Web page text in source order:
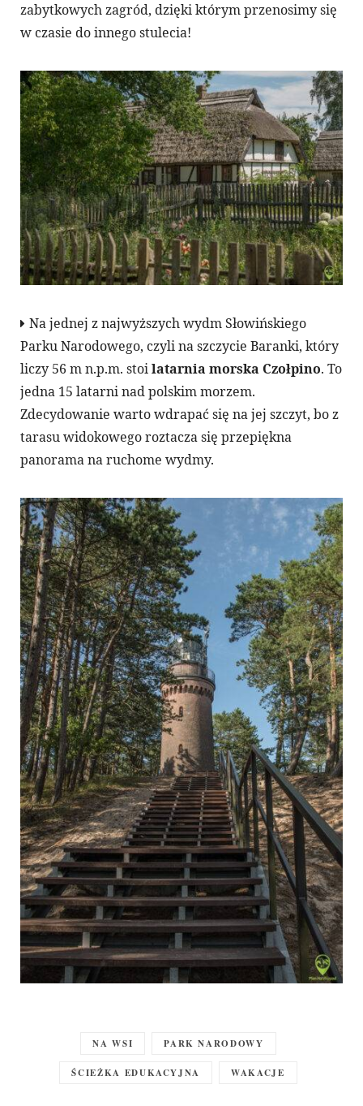
zabytkowych zagród, dzięki którym przenosimy się
w czasie do innego stulecia!
Na jednej z najwyższych wydm Słowińskiego
Parku Narodowego, czyli na szczycie Baranki, który
liczy 56 m n.p.m. stoilatarnia morska Czołpino. To
jedna 15 latarni nad polskim morzem.
Zdecydowanie warto wdrapać się na jej szczyt, bo z
tarasu widokowego roztacza się przepiękna
panorama na ruchome wydmy.
NA WSI PARK NARODOWY
ŚCIEŻKA EDUKACYJNA WAKACJE